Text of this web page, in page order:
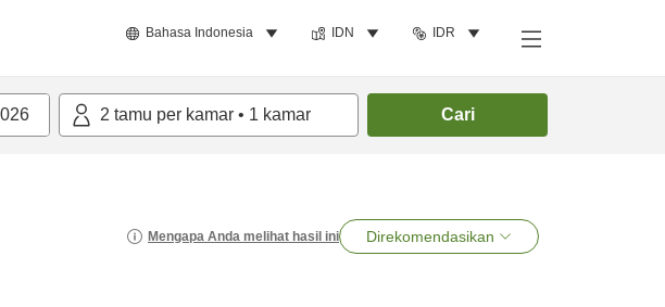
Bahasa Indonesia IDN IDR
2 tamu per kamar • 1 kamar Cari
Mengapa Anda melihat hasil ini Direkomendasikan